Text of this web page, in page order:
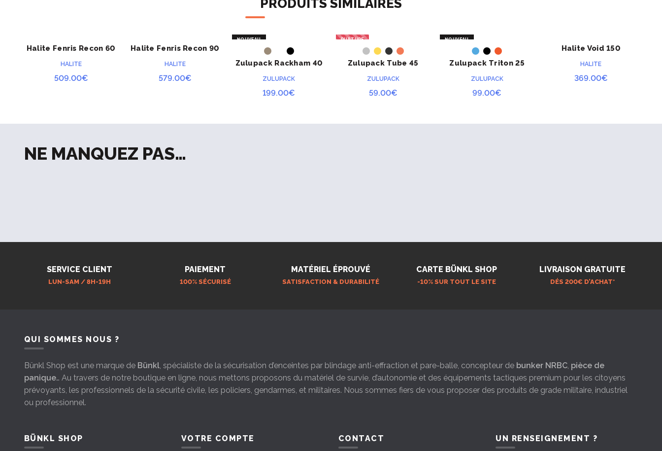
PRODUITS SIMILAIRES
ACHETER
Halite Fenris Recon 60
HALITE
509.00€
ACHETER
Halite Fenris Recon 90
HALITE
579.00€
NOUVEAU
ACHETER
Zulupack Rackham 40
ZULUPACK
199.00€
RUPTURE
ACHETER
Zulupack Tube 45
ZULUPACK
59.00€
NOUVEAU
ACHETER
Zulupack Triton 25
ZULUPACK
99.00€
ACHETER
Halite Void 150
HALITE
369.00€
NE MANQUEZ PAS…
SERVICE CLIENT
LUN-SAM / 8H-19H
PAIEMENT
100% SÉCURISÉ
MATÉRIEL ÉPROUVÉ
SATISFACTION & DURABILITÉ
CARTE BÜNKL SHOP
-10% SUR TOUT LE SITE
LIVRAISON GRATUITE
DÉS 200€ D’ACHAT*
QUI SOMMES NOUS ?
Bünkl Shop est une marque de Bünkl, spécialiste de la sécurisation d’enceintes par blindage anti-effraction et pare-balle, concepteur de bunker NRBC, pièce de
panique… Au travers de notre boutique en ligne, nous mettons proposons du matériel de survie, d’autonomie et des équipements tactiques premium pour les citoyens
prévoyants, les professionnels de la sécurité civile, les policiers, gendarmes, et militaires. Nous sommes fiers de vous proposer des produits de grade militaire, industriel
ou professionnel.
BÜNKL SHOP VOTRE COMPTE CONTACT UN RENSEIGNEMENT ?